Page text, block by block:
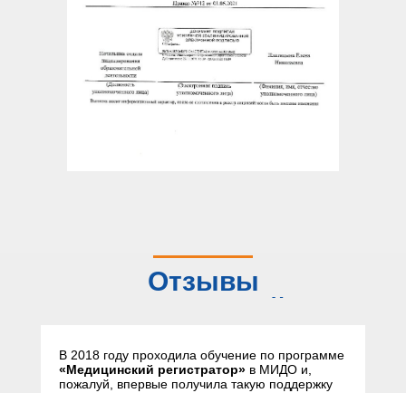
Отзывы
слушателей
В 2018 году проходила обучение по программе
«Медицинский регистратор» в МИДО и,
пожалуй, впервые получила такую поддержку